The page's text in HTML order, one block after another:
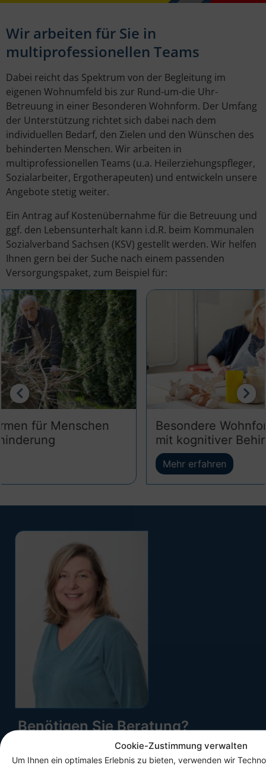
Cookie-Zustimmung verwalten
Um Ihnen ein optimales Erlebnis zu bieten, verwenden wir
Wir arbeiten für Sie in
multiprofessionellen Teams
Dabei reicht das Spektrum von der Begleitung im
eigenen Wohnumfeld bis zur Rund-um-die Uhr-
Betreuung in einer Besonderen Wohnform. Der Umfang
der Unterstützung richtet sich dabei nach dem
individuellen Bedarf, den Zielen und den Wünschen des
behinderten Menschen. Wir arbeiten in
multiprofessionellen Teams (u.a. Heilerziehungspfleger,
Sozialarbeiter, Ergotherapeuten) und entwickeln unsere
Angebote stetig weiter.
Ein Antrag auf Kostenübernahme für die Betreuung und
ggf. den Lebensunterhalt kann i.d.R. beim Kommunalen
Sozialverband Sachsen (KSV) gestellt werden. Wir helfen
Ihnen gern bei der Suche nach einem passenden
Versorgungspaket, zum Beispiel für:
Besondere Wohnformen für Menschen
mit kognitiver Behinderung
Benötigen Sie Beratung?
Ich helfe Ihnen gern.